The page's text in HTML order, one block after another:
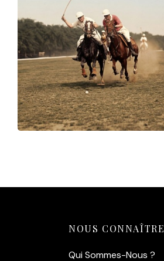
Affiche Polo Vintage Sport —
Match au Galop (1935)
14,90€
Ajouter au panier
NOUS CONNAÎTRE
Qui Sommes-Nous ?